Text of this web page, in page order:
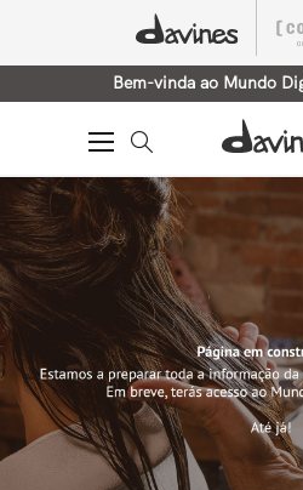
Bem-vinda ao Mundo
Alternar
Home Davines Village